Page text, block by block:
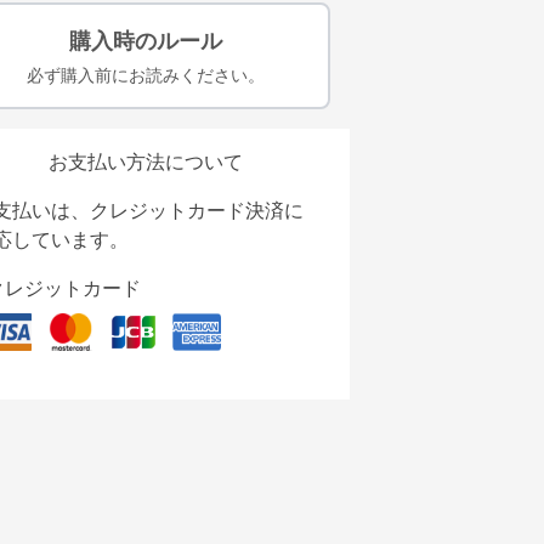
購入時のルール
必ず購入前にお読みください。
お支払い方法について
払いは、クレジットカード決済に
しています。
レジットカード